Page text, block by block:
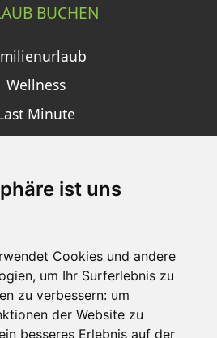
ist uns
Cookies und andere
um Ihr Surferlebnis zu
zu verbessern: um
der Website zu
besseres Erlebnis auf der
BUCHEN
Wellness
Minute
SKI APP
APP für iOS und Android - Ein
und Schneefreaks!